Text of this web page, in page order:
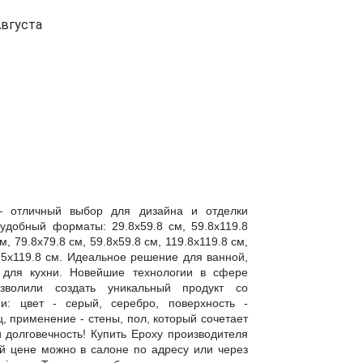
отличный выбор для дизайна и отделки
форматы: 29.8x59.8 см, 59.8x119.8
79.8x79.8 см, 59.8x59.8 см, 119.8x119.8 см,
см. Идеальное решение для ванной,
кухни. Новейшие технологии в сфере
создать уникальный продукт со
цвет - серый, серебро, поверхность -
применение - стены, пол, который сочетает
Купить Epoxy производителя
цене можно в салоне по адресу или через